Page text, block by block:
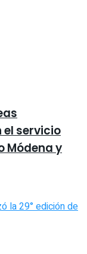
servicio
Módena y